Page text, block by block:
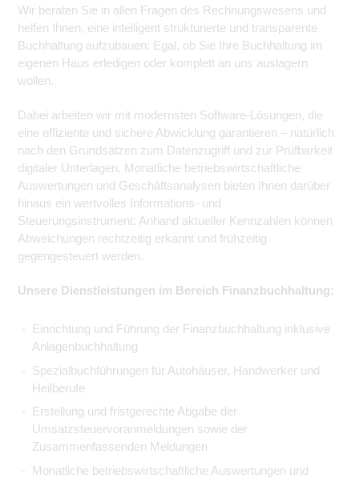
Wir beraten Sie in allen Fragen des Rechnungswesens und
helfen Ihnen, eine intelligent strukturierte und transparente
Buchhaltung aufzubauen: Egal, ob Sie Ihre Buchhaltung im
eigenen Haus erledigen oder komplett an uns auslagern
wollen.
Dabei arbeiten wir mit modernsten Software-Lösungen, die
eine effiziente und sichere Abwicklung garantieren – natürlich
nach den Grundsätzen zum Datenzugriff und zur Prüfbarkeit
digitaler Unterlagen. Monatliche betriebswirtschaftliche
Auswertungen und Geschäftsanalysen bieten Ihnen darüber
hinaus ein wertvolles Informations- und
Steuerungsinstrument: Anhand aktueller Kennzahlen können
Abweichungen rechtzeitig erkannt und frühzeitig
gegengesteuert werden.
Unsere Dienstleistungen im Bereich Finanzbuchhaltung:
Einrichtung und Führung der Finanzbuchhaltung inklusive
Anlagenbuchhaltung
Spezialbuchführungen für Autohäuser, Handwerker und
Heilberufe
Erstellung und fristgerechte Abgabe der
Umsatzsteuervoranmeldungen sowie der
Zusammenfassenden Meldungen
Monatliche betriebswirtschaftliche Auswertungen und